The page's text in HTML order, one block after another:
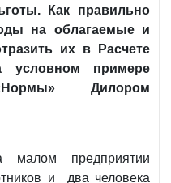
Как правильно
на облагаемые и
их в Расчете
примере
«Нормы» Дилором
предприятии
и два человека